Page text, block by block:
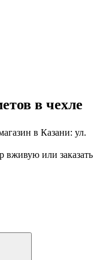
в чехле
в Казани: ул.
вживую или заказать